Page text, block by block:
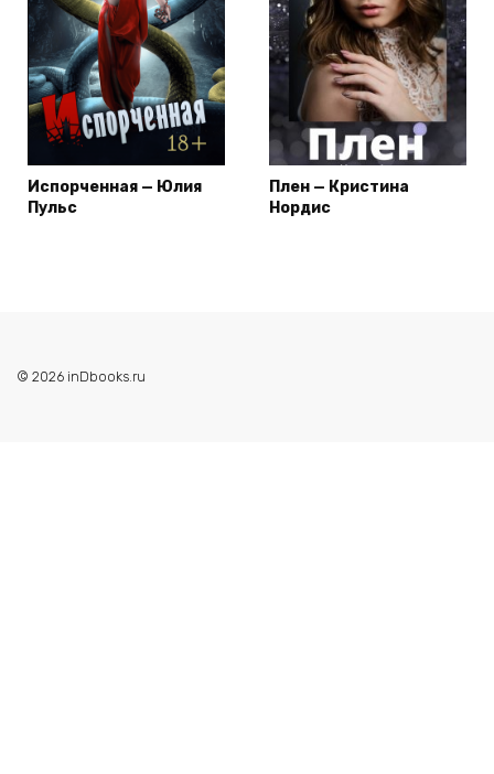
Испорченная — Юлия
Пульс
Плен — Кристина
Нордис
© 2026 inDbooks.ru